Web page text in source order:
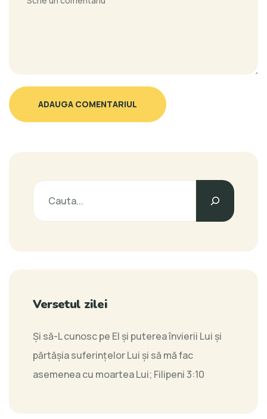
ADAUGA COMENTARIUL
Versetul zilei
Şi să-L cunosc pe El şi puterea învierii Lui şi
părtăşia suferinţelor Lui şi să mă fac
asemenea cu moartea Lui; Filipeni 3:10